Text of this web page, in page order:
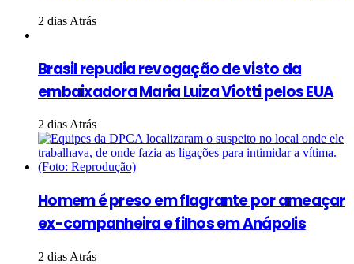
2 dias Atrás
Brasil repudia revogação de visto da
embaixadora Maria Luiza Viotti pelos EUA
2 dias Atrás
Homem é preso em flagrante por ameaçar
ex-companheira e filhos em Anápolis
2 dias Atrás